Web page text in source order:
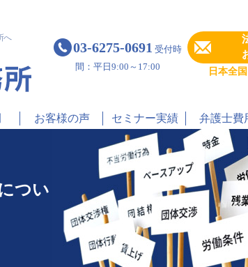
へ
03-6275-0691 受付時
間：平日9:00～17:00
日本全
お客様の声 セミナー実績 弁護士費
つい